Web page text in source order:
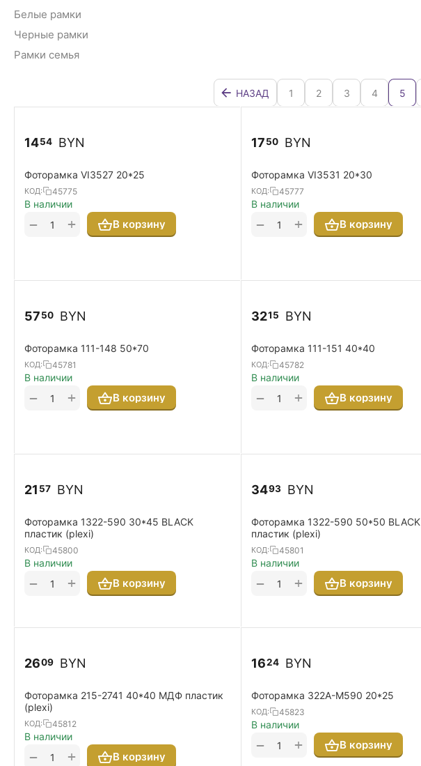
Белые рамки
Черные рамки
Рамки семья
НАЗАД 1 2 3 4 5
1454 BYN
Фоторамка VI3527 20*25
КОД: 45775
В наличии
В корзину
+
−
1750 BYN
Фоторамка VI3531 20*30
КОД: 45777
В наличии
В корзину
+
−
5750 BYN
Фоторамка 111-148 50*70
КОД: 45781
В наличии
В корзину
+
−
3215 BYN
Фоторамка 111-151 40*40
КОД: 45782
В наличии
В корзину
+
−
21 57 BYN
Фоторамка 1322-590 30*45 BLACK
пластик (plexi)
КОД: 45800
В наличии
В корзину
+
−
3493 BYN
Фоторамка 1322-590 50*50 BLACK
пластик (plexi)
КОД: 45801
В наличии
В корзину
+
−
2609 BYN
Фоторамка 215-2741 40*40 МДФ пластик
(plexi)
КОД: 45812
В наличии
В корзину
+
−
1624 BYN
Фоторамка 322A-M590 20*25
КОД: 45823
В наличии
В корзину
+
−